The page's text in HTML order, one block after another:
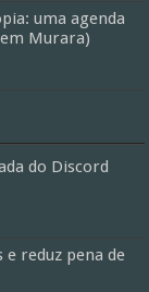
uma agenda
Murara)
do Discord
e reduz pena de